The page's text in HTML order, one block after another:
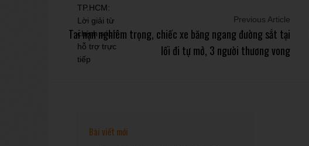
Previous Article
Tai nạn nghiêm trọng, chiếc xe băng ngang đường sắt tại
lối đi tự mở, 3 người thương vong
Bài viết mới